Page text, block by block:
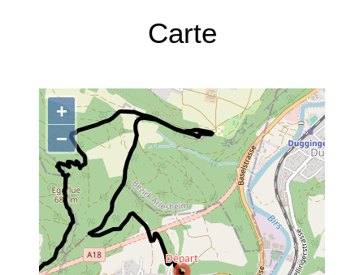
Carte
+
−